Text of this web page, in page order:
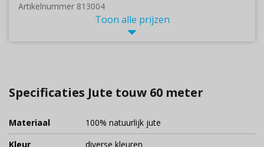
Artikelnummer 813004
Toon alle prijzen
Specificaties Jute touw 60 meter
Materiaal
100% natuurlijk jute
Kleur
diverse kleuren